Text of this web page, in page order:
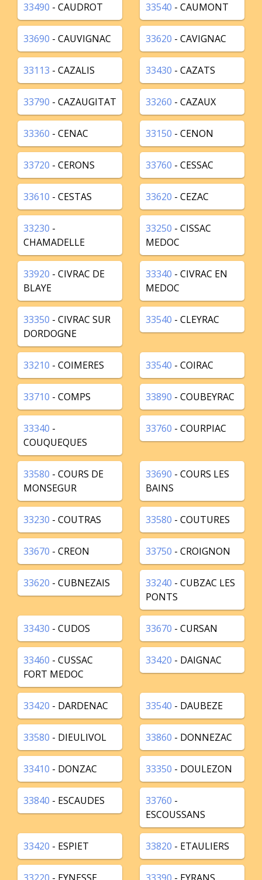
33490 - CAUDROT 33540 - CAUMONT
33690 - CAUVIGNAC 33620 - CAVIGNAC
33113 - CAZALIS 33430 - CAZATS
33790 - CAZAUGITAT 33260 - CAZAUX
33360 - CENAC 33150 - CENON
33720 - CERONS 33760 - CESSAC
33610 - CESTAS 33620 - CEZAC
33230 -
CHAMADELLE
33250 - CISSAC
MEDOC
33920 - CIVRAC DE
BLAYE
33340 - CIVRAC EN
MEDOC
33350 - CIVRAC SUR
DORDOGNE
33540 - CLEYRAC
33210 - COIMERES 33540 - COIRAC
33710 - COMPS 33890 - COUBEYRAC
33340 -
COUQUEQUES
33760 - COURPIAC
33580 - COURS DE
MONSEGUR
33690 - COURS LES
BAINS
33230 - COUTRAS 33580 - COUTURES
33670 - CREON 33750 - CROIGNON
33620 - CUBNEZAIS 33240 - CUBZAC LES
PONTS
33430 - CUDOS 33670 - CURSAN
33460 - CUSSAC
FORT MEDOC
33420 - DAIGNAC
33420 - DARDENAC 33540 - DAUBEZE
33580 - DIEULIVOL 33860 - DONNEZAC
33410 - DONZAC 33350 - DOULEZON
33840 - ESCAUDES 33760 -
ESCOUSSANS
33420 - ESPIET 33820 - ETAULIERS